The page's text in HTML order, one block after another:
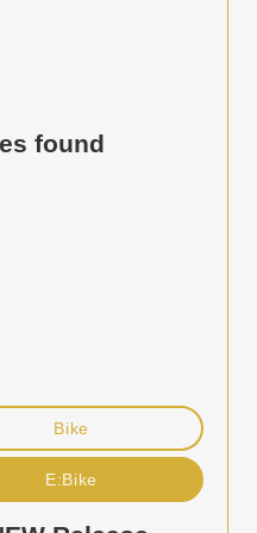
found
Bike
E:Bike